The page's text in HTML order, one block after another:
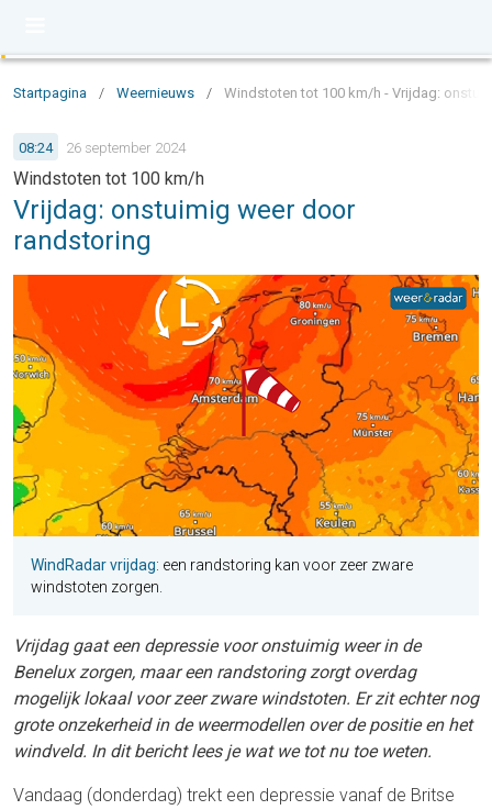
Startpagina / Weernieuws / Windstoten tot 100 km/h - Vrijdag:
08:24 26 september 2024
Windstoten tot 100 km/h
Vrijdag: onstuimig weer door
randstoring
WindRadar vrijdag: een randstoring kan voor zeer zware
windstoten zorgen.
Vrijdag gaat een depressie voor onstuimig weer in de
Benelux zorgen, maar een randstoring zorgt overdag
mogelijk lokaal voor zeer zware windstoten. Er zit echter nog
grote onzekerheid in de weermodellen over de positie en het
windveld. In dit bericht lees je wat we tot nu toe weten.
Vandaag (donderdag) trekt een depressie vanaf de Britse